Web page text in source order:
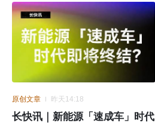
原创文章 昨天14:18
长快讯｜新能源「速成车」时代